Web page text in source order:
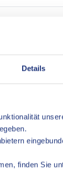
Details
finden Sie